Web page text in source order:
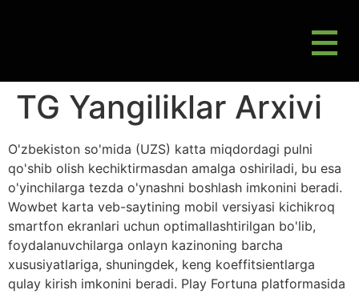
TG Yangiliklar Arxivi
O'zbekiston so'mida (UZS) katta miqdordagi pulni
qo'shib olish kechiktirmasdan amalga oshiriladi, bu esa
o'yinchilarga tezda o'ynashni boshlash imkonini beradi.
Wowbet karta veb-saytining mobil versiyasi kichikroq
smartfon ekranlari uchun optimallashtirilgan bo'lib,
foydalanuvchilarga onlayn kazinoning barcha
xususiyatlariga, shuningdek, keng koeffitsientlarga
qulay kirish imkonini beradi. Play Fortuna platformasida